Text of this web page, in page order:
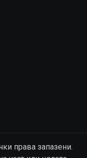
права запазени.